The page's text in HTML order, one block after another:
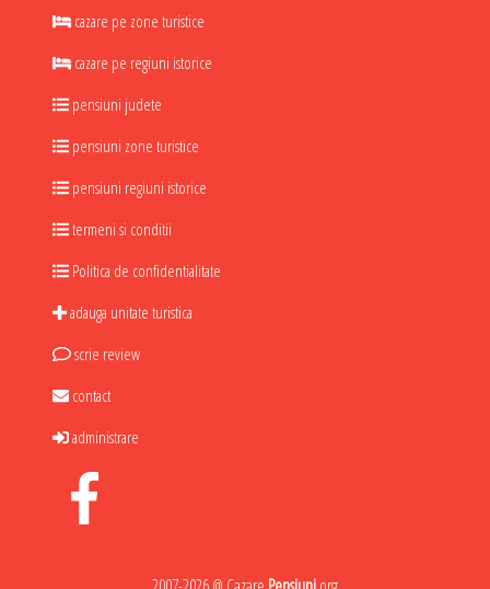
cazare pe zone turistice
cazare pe regiuni istorice
pensiuni judete
pensiuni zone turistice
pensiuni regiuni istorice
termeni si conditii
Politica de confidentialitate
adauga unitate turistica
scrie review
contact
administrare